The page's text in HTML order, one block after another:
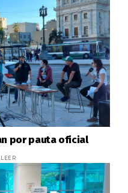
por pauta oficial